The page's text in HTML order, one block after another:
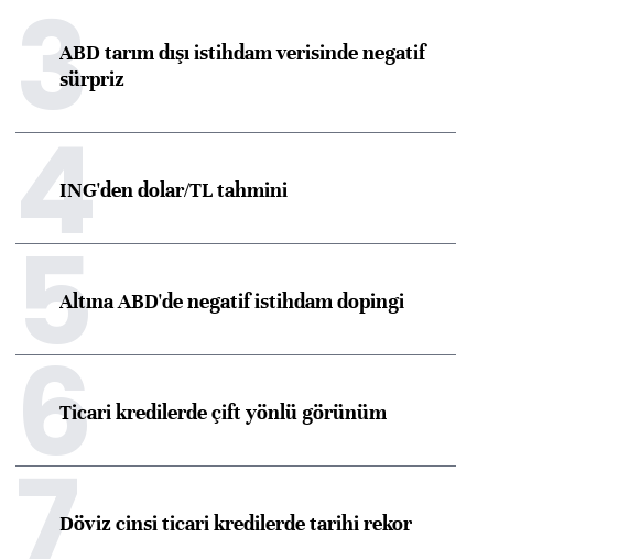
3ABD tarım dışı istihdam verisinde negatif
sürpriz
4ING'den dolar/TL tahmini
5Altına ABD'de negatif istihdam dopingi
6Ticari kredilerde çift yönlü görünüm
7Döviz cinsi ticari kredilerde tarihi rekor